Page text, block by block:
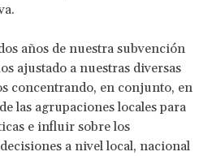
años de nuestra subvención
ajustado a nuestras diversas
concentrando, en conjunto, en
las agrupaciones locales para
e influir sobre los
a nivel local, nacional